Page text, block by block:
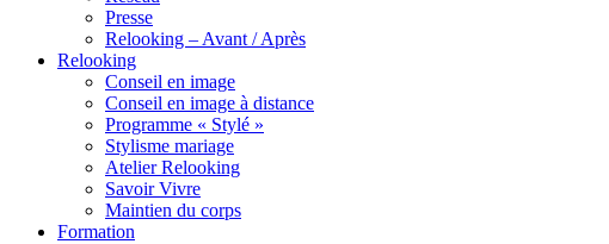
Presse
Relooking – Avant / Après
Relooking
Conseil en image
Conseil en image à distance
Programme « Stylé »
Stylisme mariage
Atelier Relooking
Savoir Vivre
Maintien du corps
Formation